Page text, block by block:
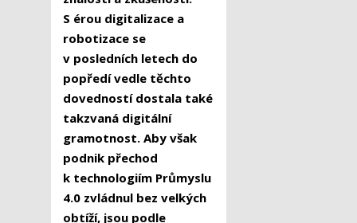
S érou digitalizace a
robotizace se
v posledních letech do
popředí vedle těchto
dovedností dostala také
takzvaná digitální
gramotnost. Aby však
podnik přechod
k technologiím Průmyslu
4.0 zvládnul bez velkých
obtíží, jsou podle